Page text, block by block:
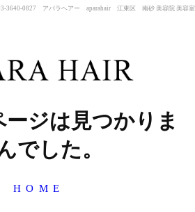
3640-0827 アパラヘアー aparahair 江東区 南砂 美容院 美容室
ジは見つかりま
でした。
HOME